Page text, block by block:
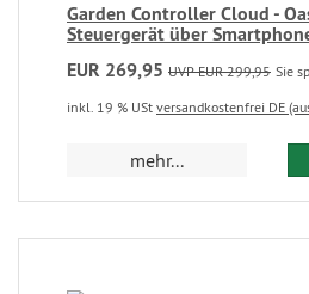
Garden Controller Cloud -
Steuergerät über
EUR 269,95 UVP EUR 299,95 Sie
inkl. 19 % USt versandkostenfrei DE
mehr...